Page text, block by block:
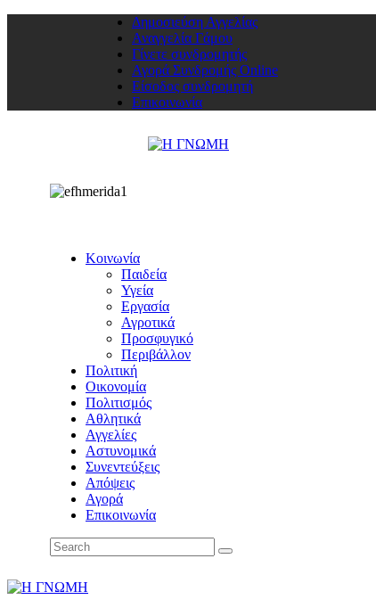
Δημοσιεύση Αγγελίας
Αναγγελία Γάμου
Γίνετε συνδρομητής
Αγορά Συνδρομής Online
Είσοδος συνδρομητή
Επικοινωνία
Κοινωνία
Παιδεία
Υγεία
Εργασία
Αγροτικά
Προσφυγικό
Περιβάλλον
Πολιτική
Οικονομία
Πολιτισμός
Αθλητικά
Αγγελίες
Αστυνομικά
Συνεντεύξεις
Απόψεις
Αγορά
Επικοινωνία